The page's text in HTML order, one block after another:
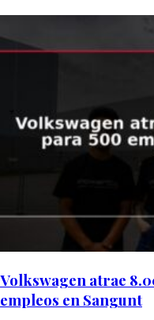
Volkswagen atrae
empleos en Sangunt